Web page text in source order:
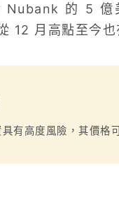
Nubank 的 5 億
12 月高點至今也
有高度風險，其價格